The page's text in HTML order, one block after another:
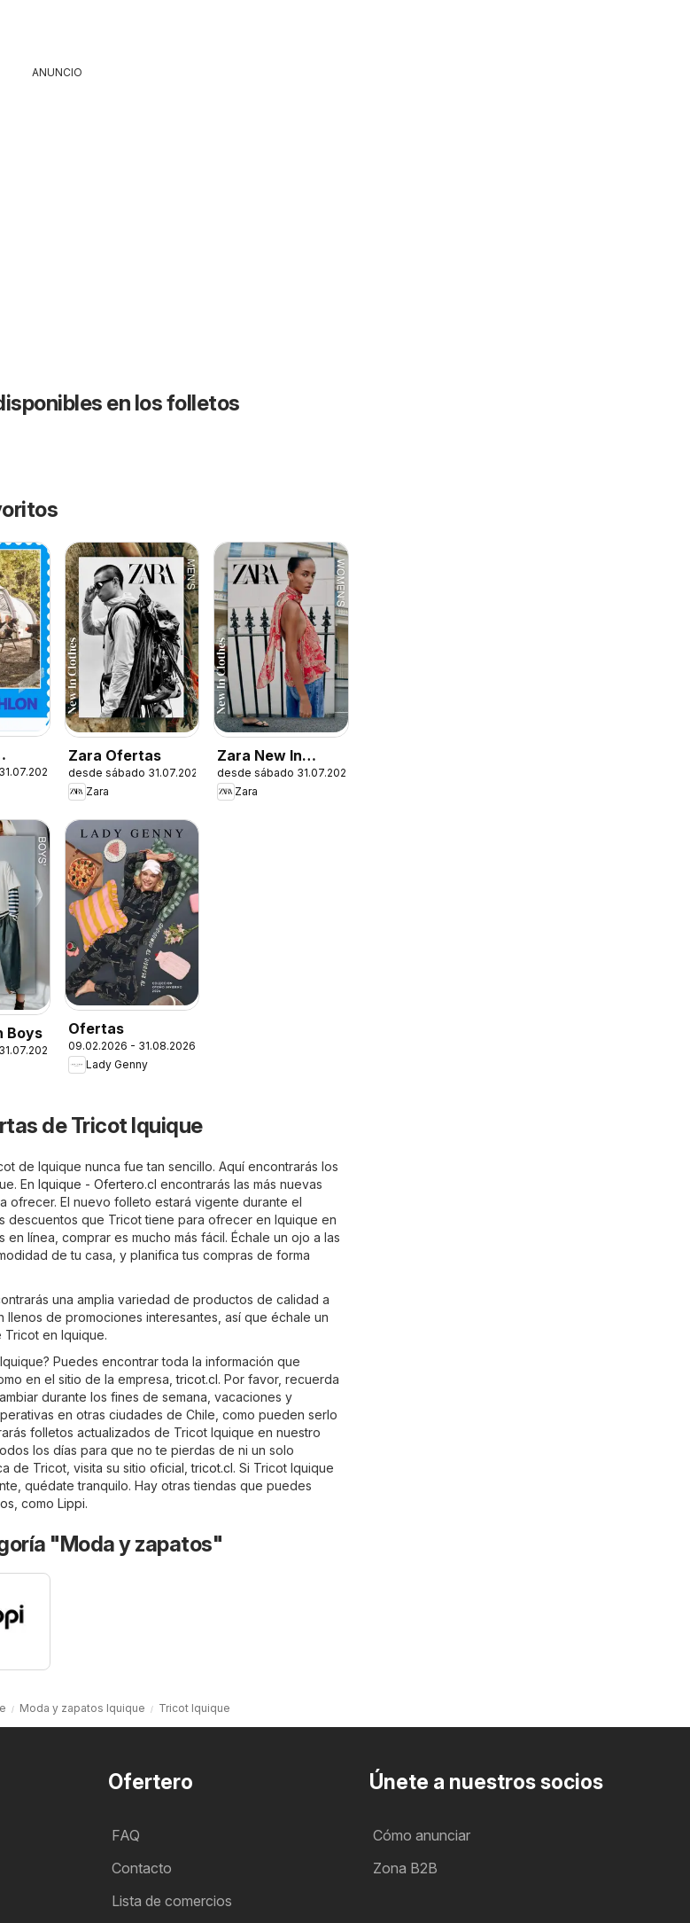
ANUNCIO
en los folletos
Zara Ofertas
desde sábado 31.07.2026
Zara
Zara New In
Women
desde sábado 31.07.2026
Zara
Boys Ofertas
09.02.2026 - 31.08.2026
Lady Genny
de Tricot Iquique
de Iquique nunca fue tan sencillo. Aquí encontrarás los
En Iquique - Ofertero.cl encontrarás las más nuevas
ofrecer. El nuevo folleto estará vigente durante el
descuentos que Tricot tiene para ofrecer en Iquique en
línea, comprar es mucho más fácil. Échale un ojo a las
de tu casa, y planifica tus compras de forma
una amplia variedad de productos de calidad a
de promociones interesantes, así que échale un
en Iquique.
Puedes encontrar toda la información que
en el sitio de la empresa,tricot.cl. Por favor, recuerda
durante los fines de semana, vacaciones y
en otras ciudades de Chile, como pueden serlo
folletos actualizados de Tricot Iquique en nuestro
los días para que no te pierdas de ni un solo
de Tricot, visita su sitio oficial,tricot.cl. Si Tricot Iquique
quédate tranquilo. Hay otras tiendas que puedes
, como Lippi.
"Moda y zapatos"
Moda y zapatos Iquique Tricot Iquique
Ofertero
FAQ
Contacto
Lista de comercios
Únete a nuestros socios
Cómo anunciar
Zona B2B